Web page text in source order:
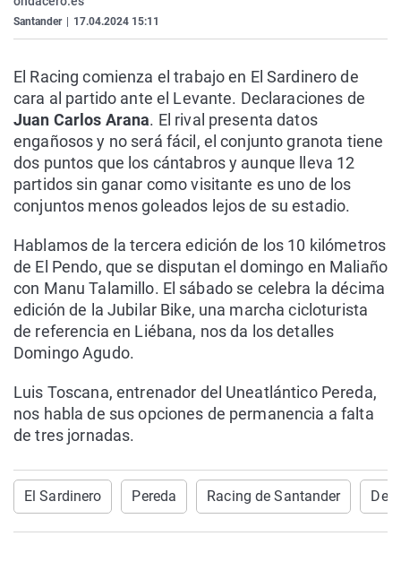
Como el perro y el
Equipo de
Operación Viuda
La Rioja
Navarra
País Vasco
Elecciones
Santander 17.04.2024 15:11
El Racing comienza el trabajo en El Sardinero de
cara al partido ante el Levante. Declaraciones de
Juan Carlos Arana. El rival presenta datos
engañosos y no será fácil, el conjunto granota tiene
dos puntos que los cántabros y aunque lleva 12
partidos sin ganar como visitante es uno de los
conjuntos menos goleados lejos de su estadio.
Hablamos de la tercera edición de los 10 kilómetros
de El Pendo, que se disputan el domingo en Maliaño
con Manu Talamillo. El sábado se celebra la décima
edición de la Jubilar Bike, una marcha cicloturista
de referencia en Liébana, nos da los detalles
Domingo Agudo.
Luis Toscana, entrenador del Uneatlántico Pereda,
nos habla de sus opciones de permanencia a falta
de tres jornadas.
El Sardinero Pereda Racing de Santander